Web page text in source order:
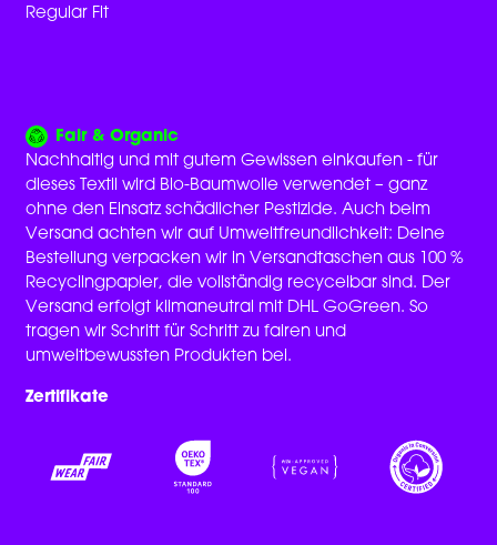
Regular Fit
Fair & Organic
Nachhaltig und mit gutem Gewissen einkaufen - für
dieses Textil wird Bio-Baumwolle verwendet – ganz
ohne den Einsatz schädlicher Pestizide. Auch beim
Versand achten wir auf Umweltfreundlichkeit: Deine
Bestellung verpacken wir in Versandtaschen aus 100 %
Recyclingpapier, die vollständig recycelbar sind. Der
Versand erfolgt klimaneutral mit DHL GoGreen. So
tragen wir Schritt für Schritt zu fairen und
umweltbewussten Produkten bei.
Zertifikate